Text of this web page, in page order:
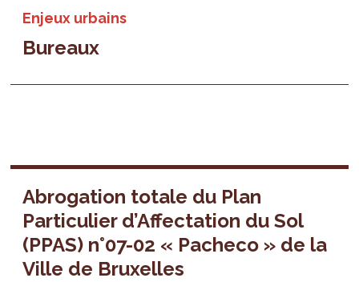
Enjeux urbains
Bureaux
Abrogation totale du Plan
Particulier d’Affectation du Sol
(PPAS) n°07-02 « Pacheco » de la
Ville de Bruxelles